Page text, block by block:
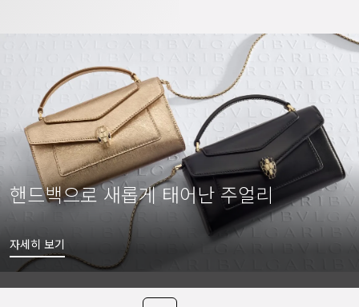
핸드백으로 새롭게 태어난 주얼리
자세히 보기